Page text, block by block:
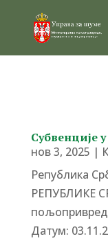
Субвенције
нов 3, 2025 |
Република
РЕПУБЛИКЕ
Датум: